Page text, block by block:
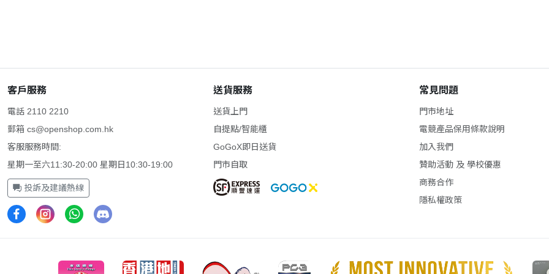
客戶服務
電話 2110 2210
郵箱 cs@openshop.com.hk
客服服務時間:
星期一至六11:30-20:00 星期日10:30-19:00
投訴及建議熱線
送貨服務
送貨上門
自提點/智能櫃
GoGoX即日送貨
門市自取
常見問題
門市地址
電競產品保用條款說明
加入我們
贊助活動 及 學校優惠
商務合作
隱私權政策